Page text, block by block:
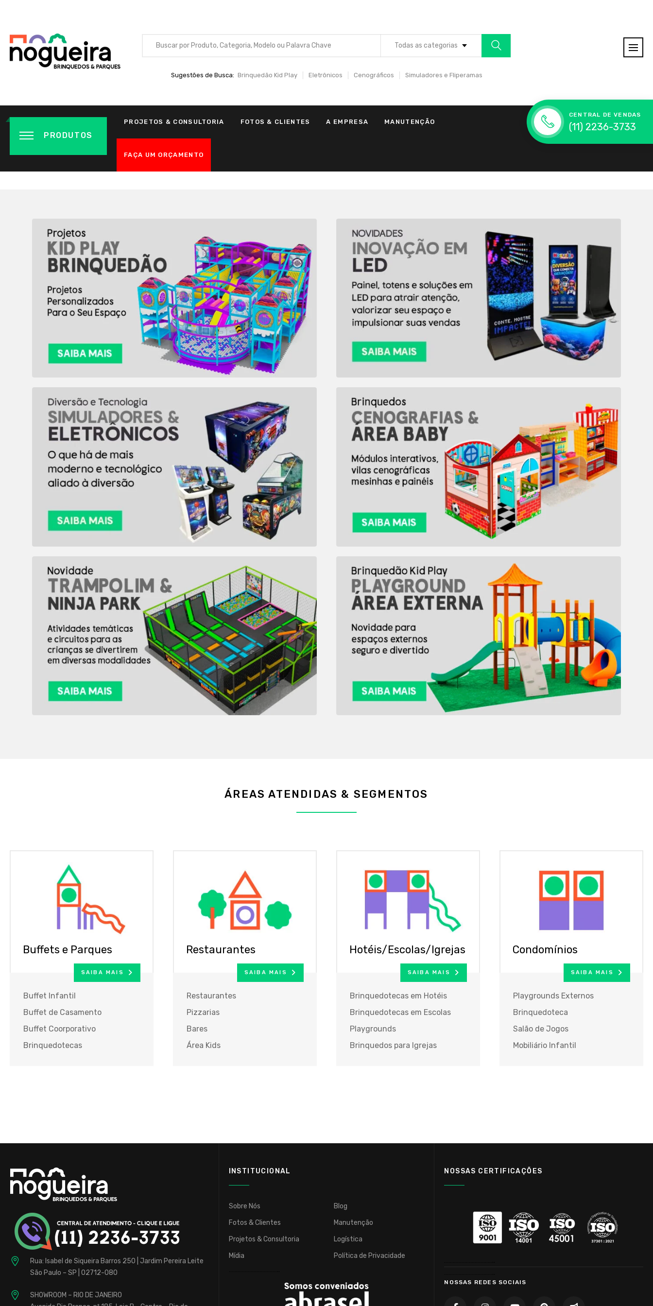
Todas as categorias
Sugestões de Busca: Brinquedão Kid Play Eletrônicos Cenográficos Simuladores e Fliperamas
PRODUTOS
PROJETOS & CONSULTORIA FOTOS & CLIENTES A EMPRESA MANUTENÇÃO
FAÇA UM ORÇAMENTO
CENTRAL DE VENDAS
(11) 2236-3733
ÁREAS ATENDIDAS & SEGMENTOS
Buffets e Parques
SAIBA MAIS
Buffet Infantil
Buffet de Casamento
Buffet Coorporativo
Brinquedotecas
Restaurantes
SAIBA MAIS
Restaurantes
Pizzarias
Bares
Área Kids
Hotéis/Escolas/Igrejas
SAIBA MAIS
Brinquedotecas em Hotéis
Brinquedotecas em Escolas
Playgrounds
Brinquedos para Igrejas
Condomínios
SAIBA MAIS
Playgrounds Externos
Brinquedoteca
Salão de Jogos
Mobiliário Infantil
para
Buffet
Infantil
Fábrica
localizada
Norte,
Rua: Isabel de Siqueira Barros 250 | Jardim Pereira Leite
São Paulo – SP | 02712-080
SHOWROOM – RIO DE JANEIRO
INSTITUCIONAL
Sobre Nós
Fotos & Clientes
Projetos & Consultoria
Mídia
Blog
Manutenção
Logística
Política de Privacidade
NOSSAS CERTIFICAÇÕES
NOSSAS REDES SOCIAIS